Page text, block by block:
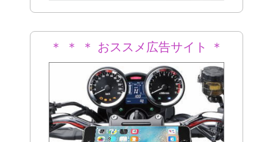
＊ ＊ ＊ おススメ広告サイト ＊
＊ ＊